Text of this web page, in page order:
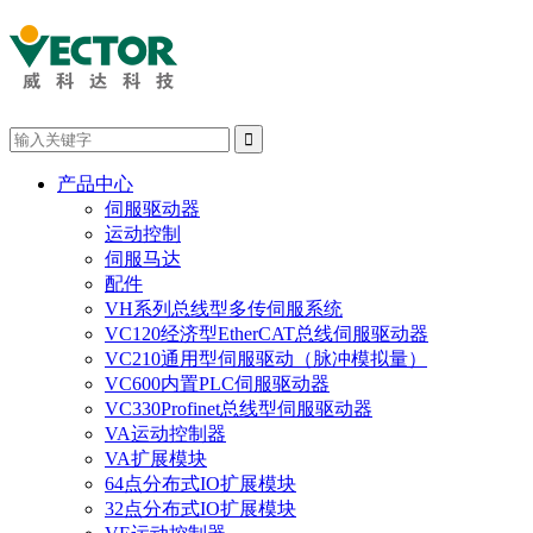

产品中心
伺服驱动器
运动控制
伺服马达
配件
VH系列总线型多传伺服系统
VC120经济型EtherCAT总线伺服驱动器
VC210通用型伺服驱动（脉冲模拟量）
VC600内置PLC伺服驱动器
VC330Profinet总线型伺服驱动器
VA运动控制器
VA扩展模块
64点分布式IO扩展模块
32点分布式IO扩展模块